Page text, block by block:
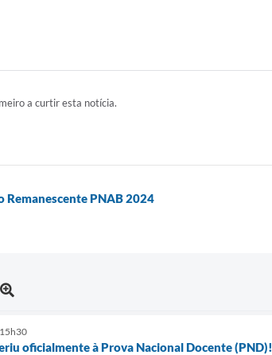
a curtir esta notícia.
Remanescente PNAB 2024
oficialmente à Prova Nacional Docente (PND)!